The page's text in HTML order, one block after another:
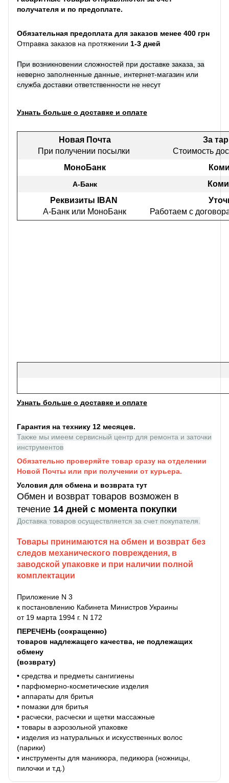
получателя и по предоплате.
Обязательная предоплата для заказов менее 400 грн
Отправка заказов на протяжении 1-3 дней
При возникновении сложностей при доставке заказа, за
неверно заполненные данные, интернет-магазин или
служба доставки ответственности не несут
Узнать больше о доставке и оплате
Новая Почта
При получении посылки
За
Стоимость
МоноБанк
А-Банк
Реквизиты IBAN
А-Банк или МоноБанк
Работаем с
Узнать больше о доставке и оплате
Гарантия на технику 12 месяцев.
Также мы имеем сервисный центр для ремонта и заточки
инструментов
Обязательно проверяйте товар сразу на отделении
Новой Почты или при получении от курьера.
Условия для обмена и возврата тут
Обмен и возврат товаров возможен в
течение 14 дней с момента покупки
Доставка товаров осуществляется за счет покупателя.
Товары принимаются на обмен и возврат без
следов механического повреждения, в
заводской упаковке и при наличии полной
комплектации
Приложение N 3
к постановлению Кабинета Министров Украины
от 19 марта 1994 г. N 172
ПЕРЕЧЕНЬ (сокращенно)
товаров надлежащего качества, не подлежащих
обмену
(возврату)
• средства и предметы сангигиены
• парфюмерно-косметические изделия
• аппараты для бритья
• помазки для бритья
• расчески, расчески и щетки массажные
• товары в аэрозольной упаковке
• изделия из натуральных и искусственных волос
(парики)
• инструменты для маникюра, педикюра (ножницы,
пилочки и т.д.)